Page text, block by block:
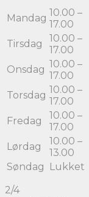
Mandag 10.00 –
17.00
Tirsdag
10.00 –
17.00
Onsdag 10.00 –
17.00
Torsdag 10.00 –
17.00
Fredag
10.00 –
17.00
Lørdag
10.00 –
13.00
Søndag
Lukket
2/4